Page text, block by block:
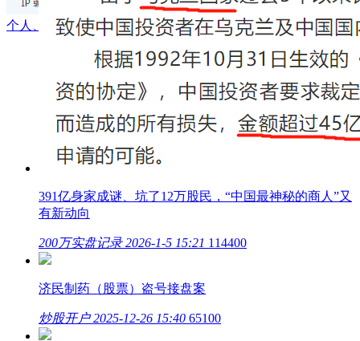
个人、公众号推广微信二维码自行上传指引
391亿身家成谜、坑了12万股民，“中国最神秘的商人”又
有新动向
200万实盘记录 2026-1-5 15:21 114400
济民制药（股票）盗号接盘案
炒股开户 2025-12-26 15:40 65100